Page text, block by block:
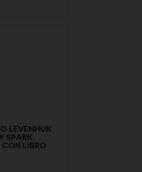
LEVENHUK
SPARK
LIBRO